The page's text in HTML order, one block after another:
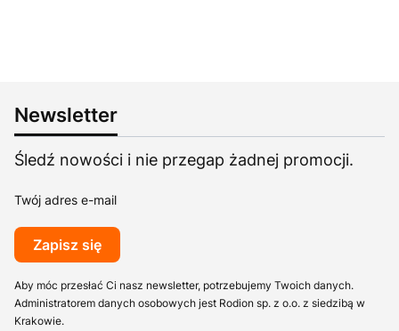
Newsletter
Śledź nowości i nie przegap żadnej promocji.
Twój adres e-mail
Zapisz się
Aby móc przesłać Ci nasz newsletter, potrzebujemy Twoich danych.
Administratorem danych osobowych jest Rodion sp. z o.o. z siedzibą w
Krakowie.